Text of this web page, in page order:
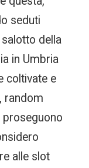
seduti
della
in Umbria
coltivate e
random
proseguono
alle slot